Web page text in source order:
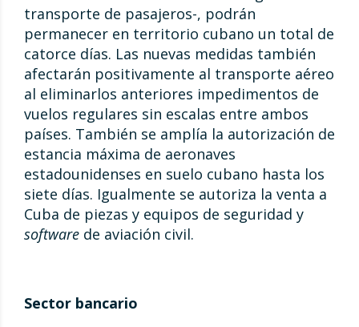
transporte de pasajeros-, podrán
permanecer en territorio cubano un total de
catorce días. Las nuevas medidas también
afectarán positivamente al transporte aéreo
al eliminarlos anteriores impedimentos de
vuelos regulares sin escalas entre ambos
países. También se amplía la autorización de
estancia máxima de aeronaves
estadounidenses en suelo cubano hasta los
siete días. Igualmente se autoriza la venta a
Cuba de piezas y equipos de seguridad y
software de aviación civil.
Sector bancario